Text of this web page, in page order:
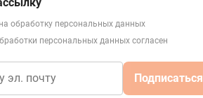
на обработку персональных данных
персональных данных согласен
Подписаться